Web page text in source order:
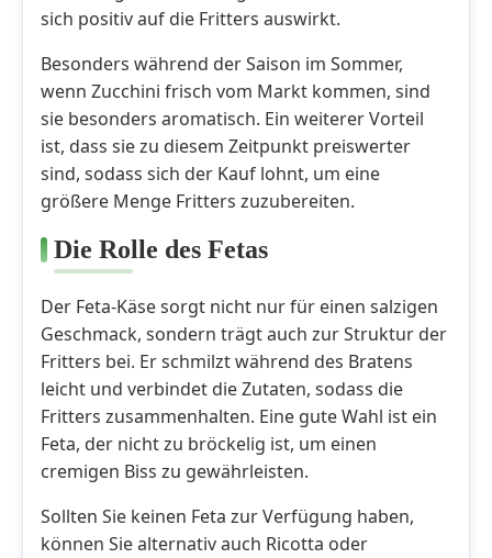
sich positiv auf die Fritters auswirkt.
Besonders während der Saison im Sommer,
wenn Zucchini frisch vom Markt kommen, sind
sie besonders aromatisch. Ein weiterer Vorteil
ist, dass sie zu diesem Zeitpunkt preiswerter
sind, sodass sich der Kauf lohnt, um eine
größere Menge Fritters zuzubereiten.
Die Rolle des Fetas
Der Feta-Käse sorgt nicht nur für einen salzigen
Geschmack, sondern trägt auch zur Struktur der
Fritters bei. Er schmilzt während des Bratens
leicht und verbindet die Zutaten, sodass die
Fritters zusammenhalten. Eine gute Wahl ist ein
Feta, der nicht zu bröckelig ist, um einen
cremigen Biss zu gewährleisten.
Sollten Sie keinen Feta zur Verfügung haben,
können Sie alternativ auch Ricotta oder